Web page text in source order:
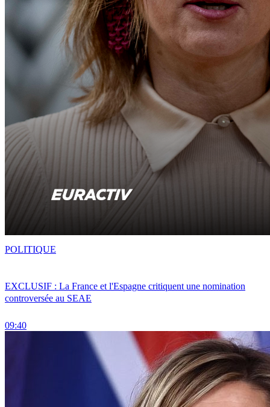
EXCLUSIF : La France et l'Espagne critiquent une nomination
controversée au SEAE
09:40
POLITIQUE